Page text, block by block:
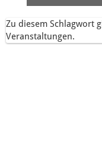
Zu diesem Schlagwort
Veranstaltungen.